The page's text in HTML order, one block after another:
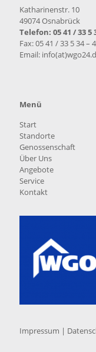
Katharinenstr. 10
49074 Osnabrück
Telefon: 05 41 / 33 5
Fax: 05 41 / 33 5 34 –
Email:
Menü
Start
Standorte
Genossenschaft
Über Uns
Angebote
Service
Kontakt
Impressum |